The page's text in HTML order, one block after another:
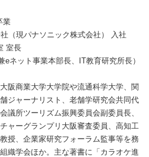
業
（現パナソニック株式会社） 入社
室長
ネット事業本部長、IT教育研究所長）
阪商業大学大学院や流通科学大学、関
ジャーナリスト、老舗学研究会共同代
議所ツーリズム振興委員会副委員長、
ャーグランプリ大阪審査委員、高知工
授、企業家研究フォーラム監事等を務
織学会ほか。主な著書に「カラオケ進